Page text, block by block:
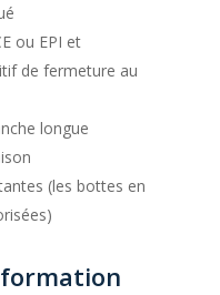
ou EPI et
de fermeture au
longue
(les bottes en